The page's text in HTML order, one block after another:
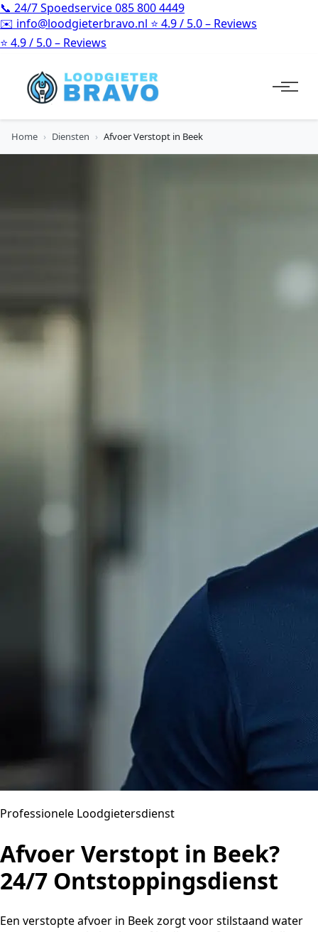
📞 24/7 Spoedservice085 800 4449
✉️ info@loodgieterbravo.nl ⭐ 4.9 / 5.0 – Reviews
⭐ 4.9 / 5.0 – Reviews
Home › Diensten › Afvoer Verstopt in Beek
Professionele Loodgietersdienst
Afvoer Verstopt in Beek?
24/7 Ontstoppingsdienst
Een verstopte afvoer in Beek zorgt voor stilstaand water